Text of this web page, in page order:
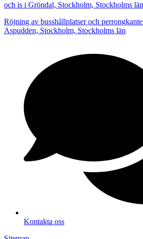
och is i Gröndal, Stockholm, Stockholms län
Röjning av busshållplatser och
Aspudden, Stockholm, Stockholms län
Kontakta oss